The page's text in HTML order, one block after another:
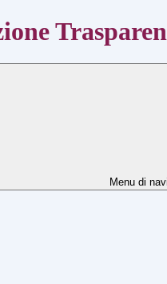
Menu di